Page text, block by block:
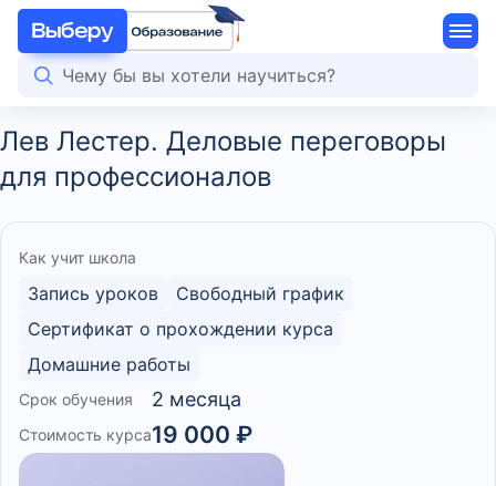
Лев Лестер. Деловые переговоры
для профессионалов
Как учит школа
Запись уроков
Свободный график
Сертификат о прохождении курса
Домашние работы
Срок обучения 2 месяца
Стоимость курса19 000 ₽